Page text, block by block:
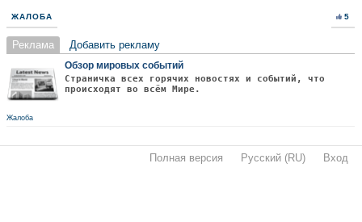
ЖАЛОБА 5
Реклама Добавить рекламу
Обзор мировых событий
Страничка всех горячих новостях и событий, что
происходят во всём Мире.
Жалоба
Полная версия Русский (RU) Вход